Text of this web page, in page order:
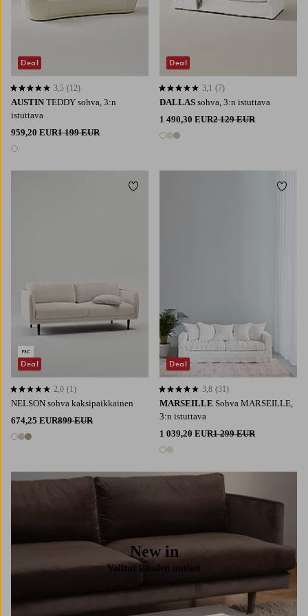
AUSTIN TEDDY sohva, 3:n
istuttava
959,20 EUR1 199 EUR
1 väri
3,5 perustuen 12 arvosanaan
3,5 (12)
Deal
DALLAS sohva, 3:n istuttava
1 490,30 EUR2 129 EUR
3 värejä
3,1 perustuen 7 arvosanaan
3,1 (7)
Deal
NELSON sohva kaksipaikkainen
674,25 EUR899 EUR
3 värejä
2,0 perustuen 1 arvosanaan
2,0 (1)
Deal
Lisää suosikkeihin
MARSEILLE Sohva MARSEILLE,
3:n istuttava
1 039,20 EUR1 299 EUR
2 värejä
3,8 perustuen 31 arvosanaan
3,8 (31)
Deal
Lisää
New in
Valitut kauden uutiset